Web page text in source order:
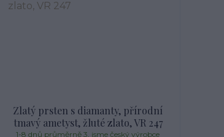
Zlatý prsten s diamanty, přírodní
tmavý ametyst, žluté zlato, VR 247
1-8 dnů průměrně 3, jsme český výrobce